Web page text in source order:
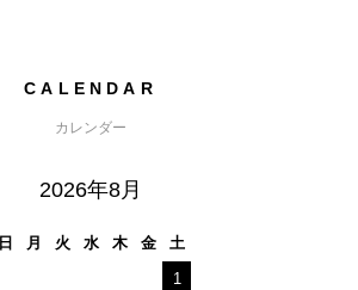
CALENDAR
カレンダー
2026年8月
日 月 火 水 木 金
土
1